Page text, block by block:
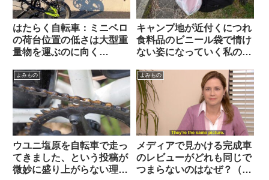
はたらく自転車：ミニベロ
の荷台位置の低さは大型重
量物を運ぶのに向く
ク運んでみた
キャンプ地が近付くにつれ
食料品のビニール袋で情け
ない姿になっていく私の愛
ある】
よみもの
ウユニ塩原を自転車で走っ
てきました、という投稿が
微妙に盛り上がらない理由
よみもの
メディアで見かける完成車
のレビューがどれも同じで
つまらないのはなぜ？（海